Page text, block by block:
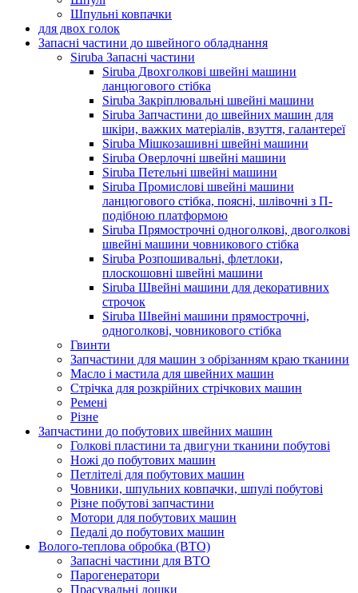
Шпульні ковпачки
для двох голок
Запасні частини до швейного обладнання
Siruba Запасні частини
Siruba Двохголкові швейні машини
ланцюгового стібка
Siruba Закріплювальні швейні машини
Siruba Запчастини до швейних машин для
шкіри, важких матеріалів, взуття, галантереї
Siruba Мішкозашивні швейні машини
Siruba Оверлочні швейні машини
Siruba Петельні швейні машини
Siruba Промислові швейні машини
ланцюгового стібка, поясні, шлівочні з П-
подібною платформою
Siruba Прямострочні одноголкові, двоголкові
швейні машини човникового стібка
Siruba Розпошивальні, флетлоки,
плоскошовні швейні машини
Siruba Швейні машини для декоративних
строчок
Siruba Швейні машини прямострочні,
одноголкові, човникового стібка
Гвинти
Запчастини для машин з обрізанням краю тканини
Масло і мастила для швейних машин
Стрічка для розкрійних стрічкових машин
Ремені
Різне
Запчастини до побутових швейних машин
Голкові пластини та двигуни тканини побутові
Ножі до побутових машин
Петлітелі для побутових машин
Човники, шпульних ковпачки, шпулі побутові
Різне побутові запчастини
Мотори для побутових машин
Педалі до побутових машин
Волого-теплова обробка (ВТО)
Запасні частини для ВТО
Парогенератори
Прасувальні дошки